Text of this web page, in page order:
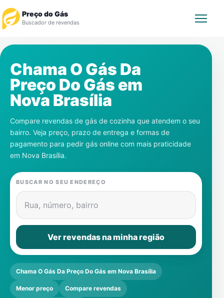
Preço do Gás
Buscador de revendas
Revendedor
Notícias
Cadastre-se
Gás
Contatos
Chama O Gás Da
Preço Do Gás em
Nova Brasília
Compare revendas de gás de cozinha que atendem o seu
bairro. Veja preço, prazo de entrega e formas de
pagamento para pedir gás online com mais praticidade
em Nova Brasília.
BUSCAR NO SEU ENDEREÇO
Rua, número, bairro
Ver revendas na minha região
Chama O Gás Da Preço Do Gás em Nova Brasília
Menor preço Compare revendas